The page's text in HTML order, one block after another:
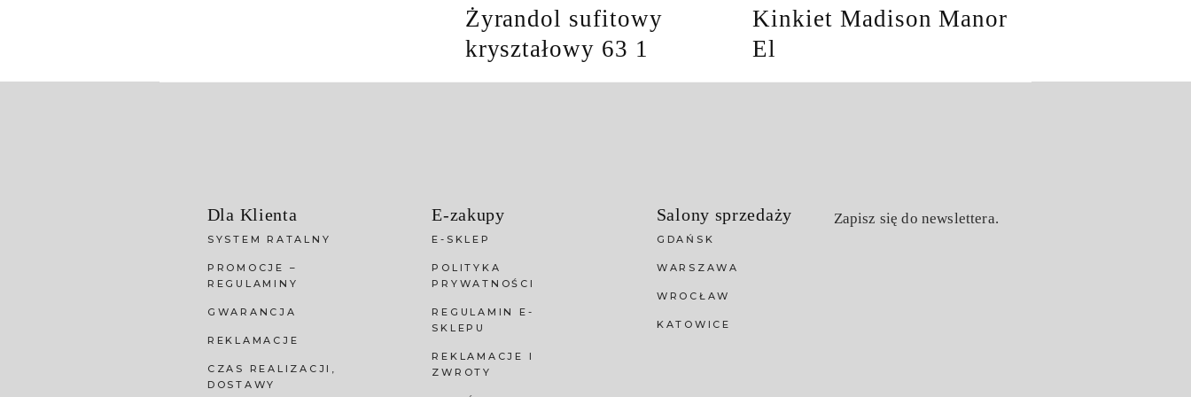
Żyrandol sufitowy
kryształowy 63 1
Kinkiet Madison Manor
El
Dla Klienta
SYSTEM RATALNY
PROMOCJE –
REGULAMINY
GWARANCJA
REKLAMACJE
CZAS REALIZACJI,
DOSTAWY
E-zakupy
E-SKLEP
POLITYKA
PRYWATNOŚCI
REGULAMIN E-
SKLEPU
REKLAMACJE I
ZWROTY
Salony sprzedaży
GDAŃSK
WARSZAWA
WROCŁAW
KATOWICE
Zapisz się do newslettera.